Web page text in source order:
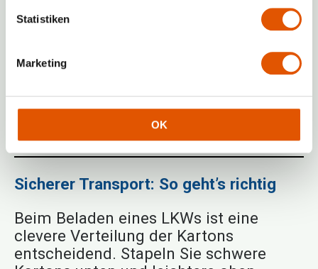
Statistiken
Marketing
OK
Zielort gehören.
„Vorsicht Glas!“ oder „Zerbrechlich!“
„oben“ und „unten“, um
Missgeschicke zu vermeiden.
Sicherer Transport: So geht’s richtig
Beim Beladen eines LKWs ist eine
clevere Verteilung der Kartons
entscheidend. Stapeln Sie schwere